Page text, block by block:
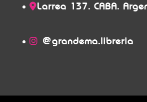
Larrea 137. CABA.
@grandema.libreria